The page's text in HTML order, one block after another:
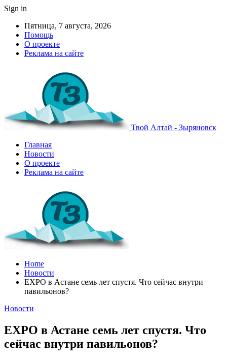
Sign in
Пятница, 7 августа, 2026
Помощь
О проекте
Реклама на сайте
Твой Алтай - Зыряновск
Главная
Новости
О проекте
Реклама на сайте
Home
Новости
EXPO в Астане семь лет спустя. Что сейчас внутри
павильонов?
Новости
EXPO в Астане семь лет спустя. Что
сейчас внутри павильонов?